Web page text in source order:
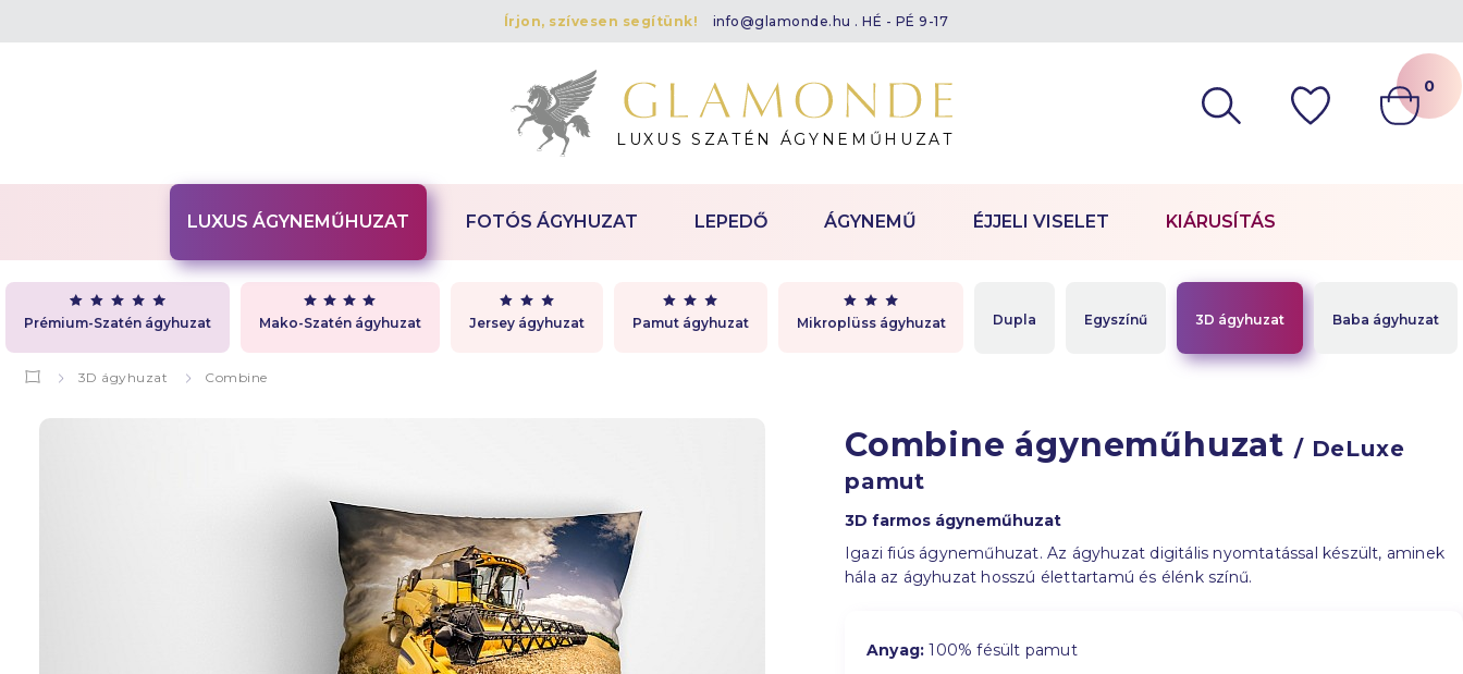
Írjon, szívesen segítünk! info@glamonde.hu . HÉ - PÉ 9-17
LUXUS SZATÉN ÁGYNEMŰHUZAT
0
LUXUS ÁGYNEMŰHUZAT
Prémium-Szatén ágyhuzat Mako-Szatén ágyhuzat Jersey ágyhuzat Pamut ágyhuzat Mikroplüss ágyhuzat Dupla Egyszínű 3D ágyhuzat Baba ágyhuzat
FOTÓS ÁGYHUZAT LEPEDŐ ÁGYNEMŰ ÉJJELI VISELET KIÁRUSÍTÁS
3D ágyhuzat Combine
Combine ágyneműhuzat / DeLuxe
pamut
3D farmos ágyneműhuzat
Igazi fiús ágyneműhuzat. Az ágyhuzat digitális nyomtatással készült, aminek
hála az ágyhuzat hosszú élettartamú és élénk színű.
Anyag: 100% fésült pamut